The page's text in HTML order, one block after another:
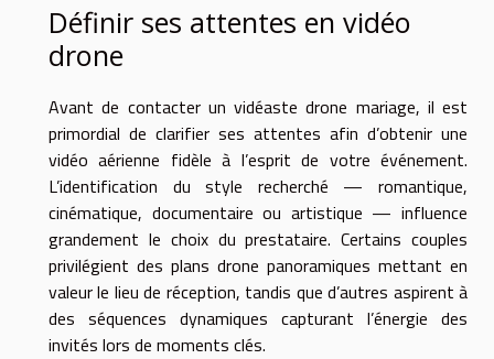
Définir ses attentes en vidéo
drone
Avant de contacter un vidéaste drone mariage, il est
primordial de clarifier ses attentes afin d’obtenir une
vidéo aérienne fidèle à l’esprit de votre événement.
L’identification du style recherché — romantique,
cinématique, documentaire ou artistique — influence
grandement le choix du prestataire. Certains couples
privilégient des plans drone panoramiques mettant en
valeur le lieu de réception, tandis que d’autres aspirent à
des séquences dynamiques capturant l’énergie des
invités lors de moments clés.